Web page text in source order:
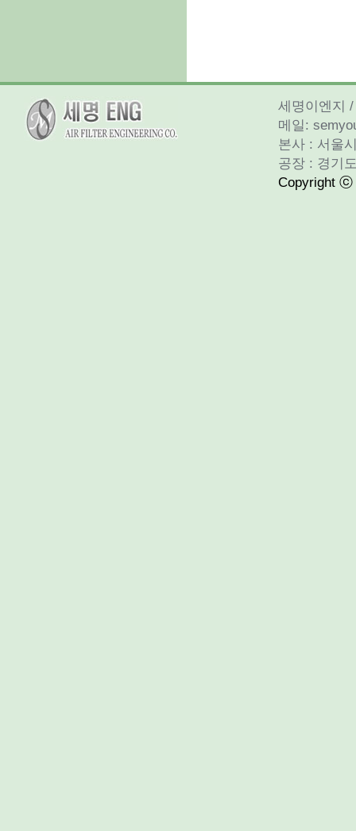
세명이엔지
메일:
본사 : 서울
공장 : 경기
Copyright ⓒ